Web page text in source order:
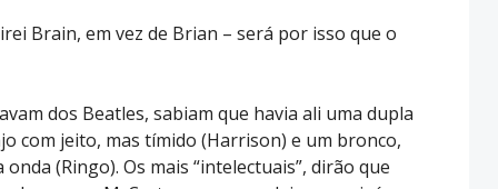
Brain, em vez de Brian – será por isso que o
dos Beatles, sabiam que havia ali uma dupla
com jeito, mas tímido (Harrison) e um bronco,
(Ringo). Os mais “intelectuais”, dirão que